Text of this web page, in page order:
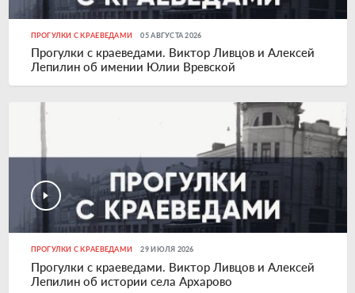
ПРОГУЛКИ С КРАЕВЕДАМИ 05 АВГУСТА 2026
Прогулки с краеведами. Виктор Ливцов и Алексей
Лепилин об имении Юлии Вревской
ПРОГУЛКИ С КРАЕВЕДАМИ 29 ИЮЛЯ 2026
Прогулки с краеведами. Виктор Ливцов и Алексей
Лепилин об истории села Архарово